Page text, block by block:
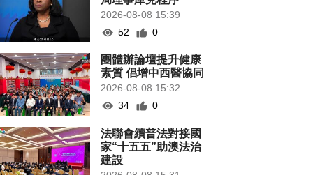
2026-08-08 15:39
52
0
團體辦論壇提升健康
素質 倡增中西醫協同
2026-08-08 15:32
34
0
法聯會續普法對接國
家“十五五”助澳法治
建設